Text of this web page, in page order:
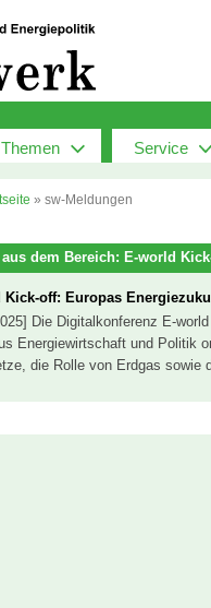
Themen Service
» sw-Meldungen
dem Bereich: E-world
Kick-off: Europas
Die Digitalkonferenz E-
Energiewirtschaft und Politik
die Rolle von Erdgas sowie